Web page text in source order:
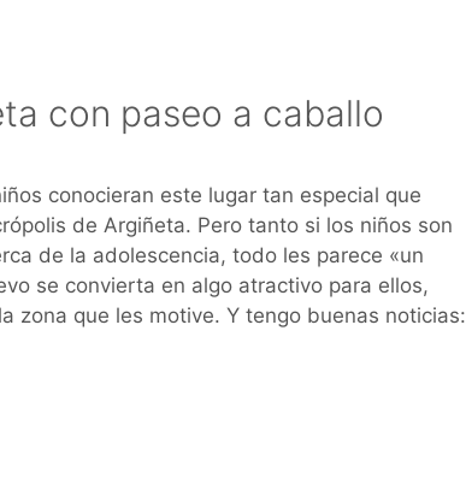
con paseo a caballo
conocieran este lugar tan especial que
de Argiñeta. Pero tanto si los niños son
de la adolescencia, todo les parece «un
se convierta en algo atractivo para ellos,
zona que les motive. Y tengo buenas noticias: